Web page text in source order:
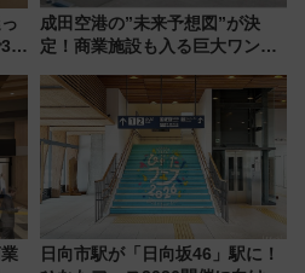
年
成田空港の”未来予想図”が決
定！商業施設も入る巨大ワンタ
で新型特急が品川･羽田とを結
ぶ！ JR空港駅は2面3線化！
日向市駅が「日向坂46」駅に！